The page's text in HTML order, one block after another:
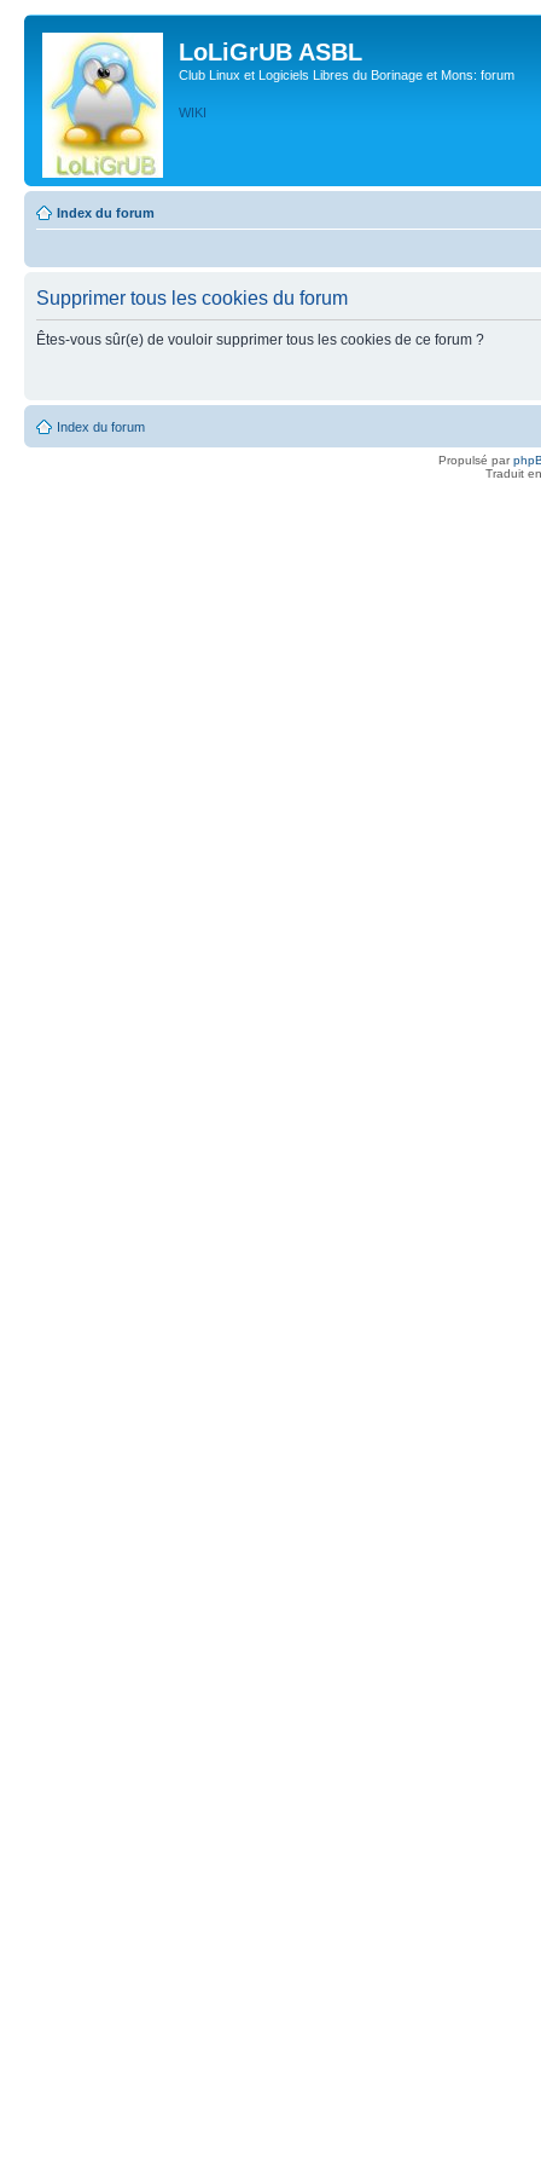
LoLiGrUB ASBL
Club Linux et Logiciels Libres du Borinage et Mons: forum
WIKI
Index du forum
Supprimer tous les cookies du forum
Êtes-vous sûr(e) de vouloir supprimer tous les cookies de ce forum ?
Index du forum
Propulsé par
Traduit